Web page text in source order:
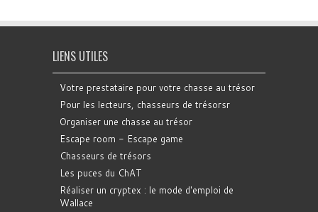
LIENS UTILES
Votre prestataire pour votre chasse au trésor
Pour les lecteurs, chasseurs de trésorsr
Organiser une chasse au trésor
Escape room - Escape game
Chasseurs de trésors
Les puces du ChAT
Réaliser un cryptex : le mode d'emploi de
Wallace